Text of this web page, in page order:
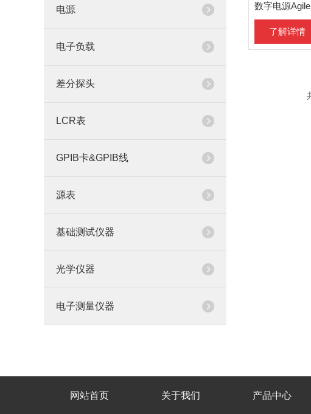
电源
电子负载
差分探头
LCR表
GPIB卡&GPIB线
源表
基础测试仪器
光学仪器
电子测量仪器
了解详情
网站首页 关于我们 产品中心